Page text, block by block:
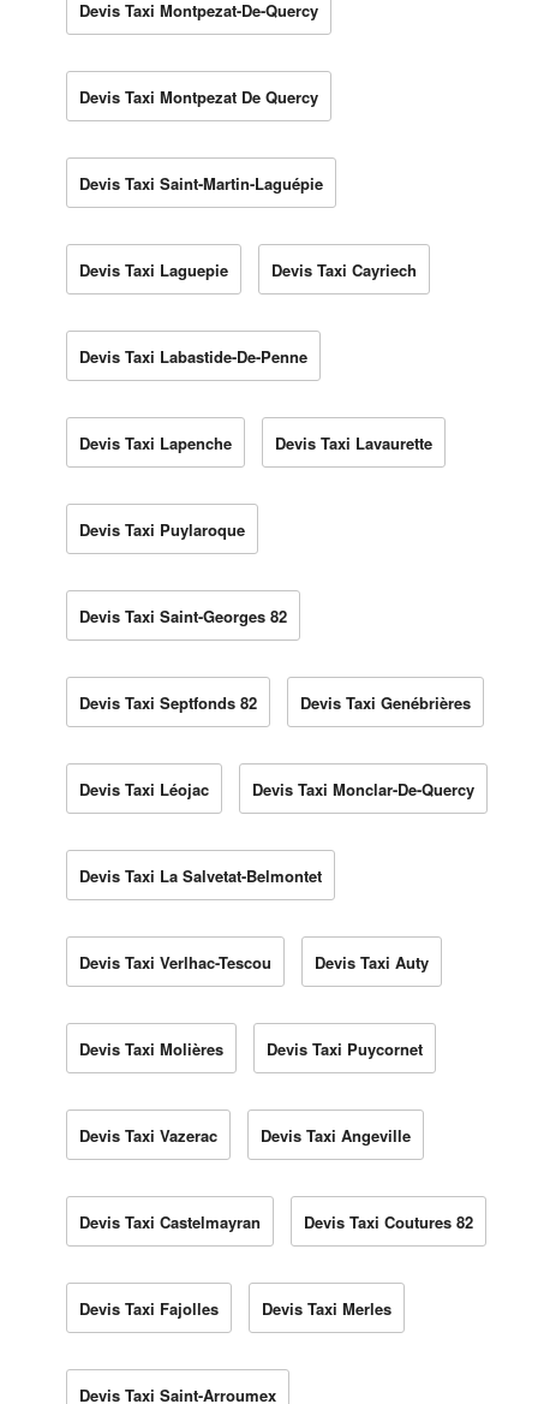
Devis Taxi Montpezat-De-Quercy
Devis Taxi Montpezat De Quercy
Devis Taxi Saint-Martin-Laguépie
Devis Taxi Laguepie Devis Taxi Cayriech
Devis Taxi Labastide-De-Penne
Devis Taxi Lapenche Devis Taxi Lavaurette
Devis Taxi Puylaroque
Devis Taxi Saint-Georges 82
Devis Taxi Septfonds 82 Devis Taxi Genébrières
Devis Taxi Léojac Devis Taxi Monclar-De-Quercy
Devis Taxi La Salvetat-Belmontet
Devis Taxi Verlhac-Tescou Devis Taxi Auty
Devis Taxi Molières Devis Taxi Puycornet
Devis Taxi Vazerac Devis Taxi Angeville
Devis Taxi Castelmayran Devis Taxi Coutures 82
Devis Taxi Fajolles Devis Taxi Merles
Devis Taxi Saint-Arroumex